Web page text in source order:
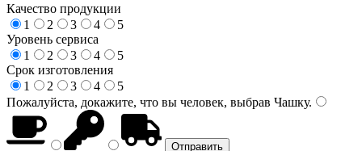
Качество продукции
1
2 3 4
5
Уровень сервиса
1
2 3 4
5
Срок изготовления
1
2 3 4
5
Пожалуйста, докажите, что вы человек, выбрав Чашку.